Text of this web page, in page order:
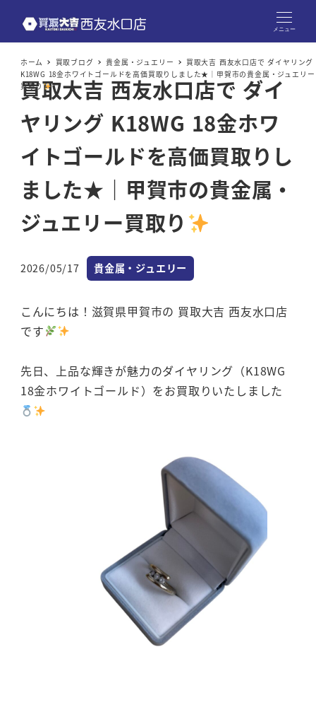
メニュー
ホーム 買取ブログ 貴金属・ジュエリー
買取大吉 西友水口店で ダイヤリング
K18WG 18金ホワイトゴールドを高価買取りしました★｜甲賀市の貴金属・ジュエリー
買取り
買取大吉 西友水口店で ダイ
ヤリング K18WG 18金ホワ
イトゴールドを高価買取りし
ました★｜甲賀市の貴金属・
ジュエリー買取り
投稿日
2026/05/17 カテゴリー
貴金属・ジュエリー
こんにちは！滋賀県甲賀市の 買取大吉 西友水口店
です
先日、上品な輝きが魅力のダイヤリング（K18WG
18金ホワイトゴールド）をお買取りいたしました